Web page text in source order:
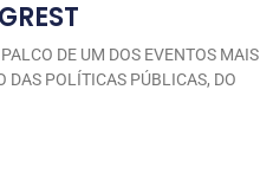
DE UM DOS EVENTOS MAIS
DAS POLÍTICAS PÚBLICAS, DO